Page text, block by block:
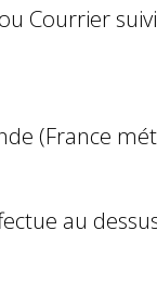
Courrier
(France
au